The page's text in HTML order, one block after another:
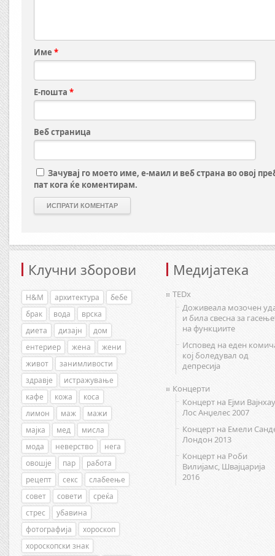
Име *
Е-пошта *
Веб страница
Зачувај го моето име, е-маил и веб страна во овој
пат кога ќе коментирам.
Клучни зборови
H&M архитектура
бебе
брак
вода
врска
диета
дизајн
дом
ентериер
жена
жени
живот
занимливости
здравје
истражување
кафе
кожа
коса
лимон
маж
мажи
мајка
мед
мисла
мода
неверство
нега
овошје
пар
работа
рецепт
секс
слабеење
совет
совети
среќа
стрес
убавина
фотографија
хороскоп
хороскопски знак
Медијатека
TEDx
Доживеала мозочен
и била свесна за
на функциите
Исповед на еден
кој боледувал од
депресија
Концерти
Концерт на Ејми
Лос Анџелес 2007
Концерт на Емели
Лондон 2013
Концерт на Роби
Вилијамс, Швајцарија
2016